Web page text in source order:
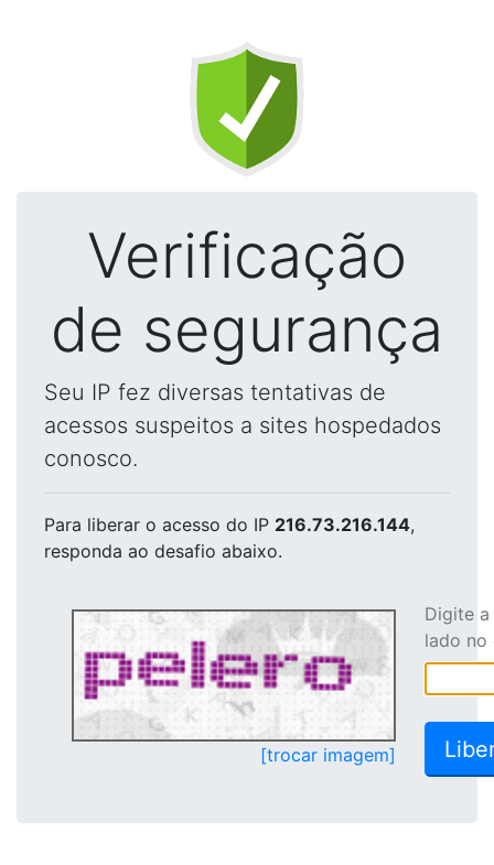
Verificação
de segurança
Seu IP fez diversas tentativas de
acessos suspeitos a sites hospedados
conosco.
Para liberar o acesso do IP 216.73.216.144,
responda ao desafio abaixo.
[trocar imagem]
Digite
lado no